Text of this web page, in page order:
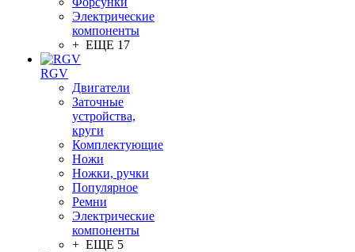
Электрические
компоненты
+ ЕЩЕ 17
RGV
Двигатели
Заточные
устройства,
круги
Комплектующие
Ножи
Ножки, ручки
Популярное
Ремни
Электрические
компоненты
+ ЕЩЕ 5